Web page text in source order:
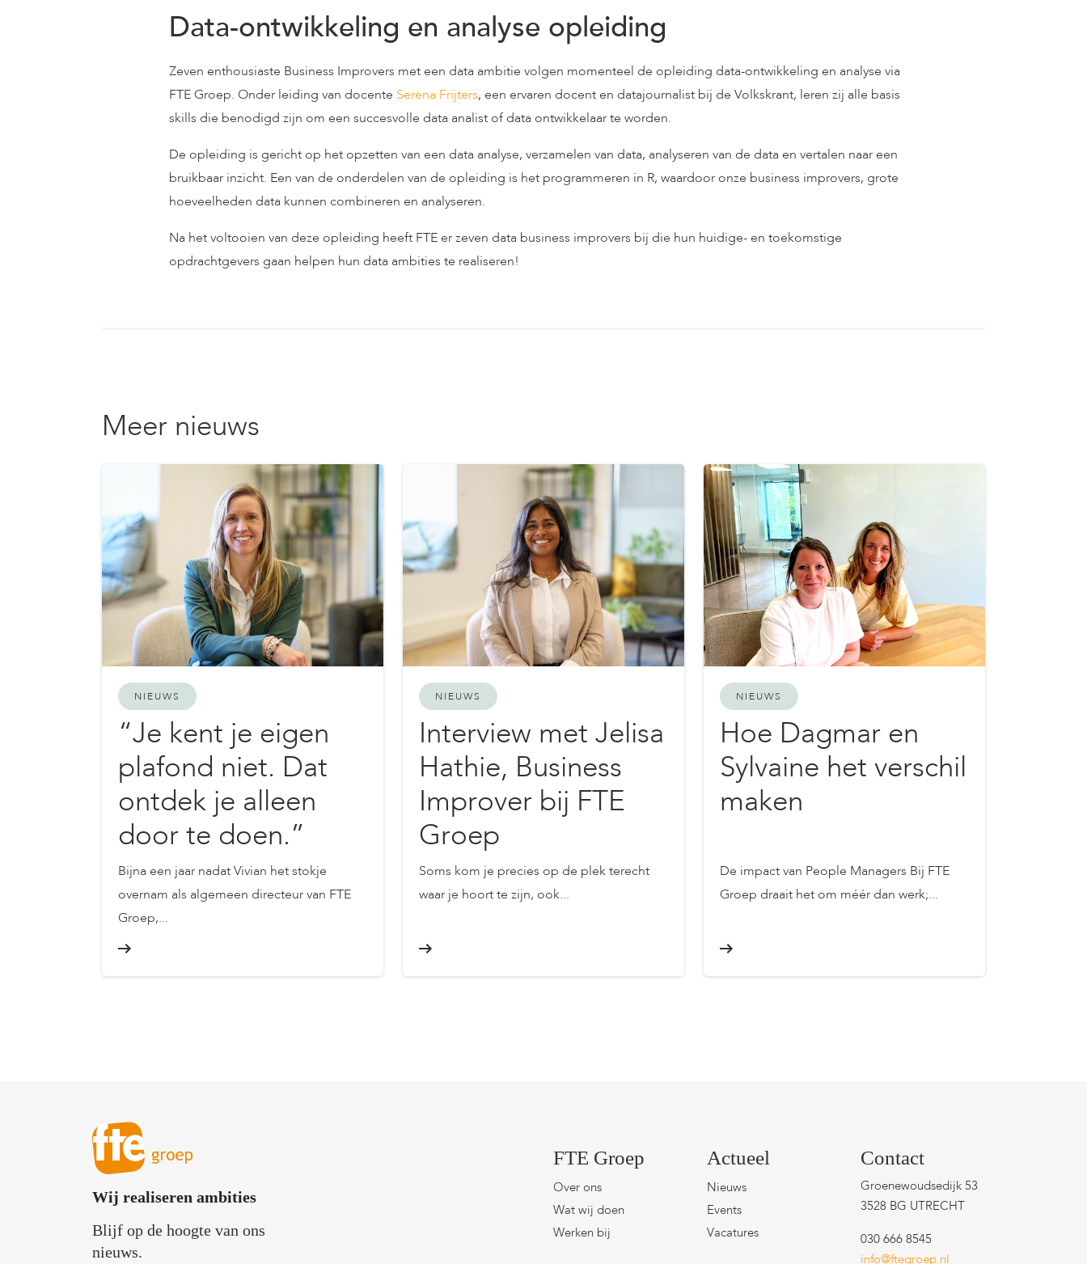
Data-ontwikkeling en analyse opleiding
Zeven enthousiaste Business Improvers met een data ambitie volgen momenteel de opleiding data-ontwikkeling en analyse via
FTE Groep. Onder leiding van docente Serena Frijters, een ervaren docent en datajournalist bij de Volkskrant, leren zij alle basis
skills die benodigd zijn om een succesvolle data analist of data ontwikkelaar te worden.
De opleiding is gericht op het opzetten van een data analyse, verzamelen van data, analyseren van de data en vertalen naar een
bruikbaar inzicht. Een van de onderdelen van de opleiding is het programmeren in R, waardoor onze business improvers, grote
hoeveelheden data kunnen combineren en analyseren.
Na het voltooien van deze opleiding heeft FTE er zeven data business improvers bij die hun huidige- en toekomstige
opdrachtgevers gaan helpen hun data ambities te realiseren!
Meer nieuws
NIEUWS
“Je kent je eigen
plafond niet. Dat
ontdek je alleen
door te doen.”
Bijna een jaar nadat Vivian het stokje
overnam als algemeen directeur van FTE
Groep,...
NIEUWS
Interview met Jelisa
Hathie, Business
Improver bij FTE
Groep
Soms kom je precies op de plek terecht
waar je hoort te zijn, ook...
NIEUWS
Hoe Dagmar en
Sylvaine het verschil
maken
De impact van People Managers Bij FTE
Groep draait het om méér dan werk;...
Wij realiseren ambities
Blijf op de hoogte van ons
nieuws.
FTE Groep
Over ons
Wat wij doen
Werken bij
Actueel
Nieuws
Events
Vacatures
Contact
Groenewoudsedijk 53
3528 BG UTRECHT
030 666 8545
info@ftegroep.nl